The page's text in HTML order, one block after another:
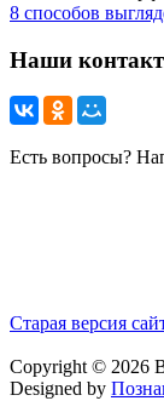
8 способов
Наши
Есть вопросы?
Старая версия
Copyright © 2026
Designed by